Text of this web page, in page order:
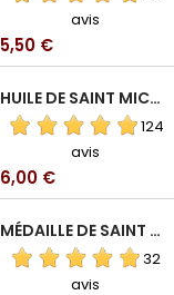
avis
Prix
5,50 €
HUILE DE SAINT MICHEL ARCHANGE
124
avis
Prix
6,00 €
MÉDAILLE DE SAINT BENOIT EN ALUMINIUM
32
avis